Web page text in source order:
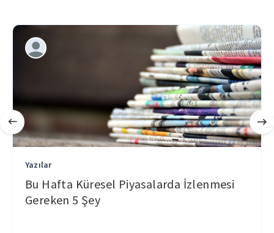
Yazılar
Bu Hafta Küresel Piyasalarda İzlenmesi
Gereken 5 Şey